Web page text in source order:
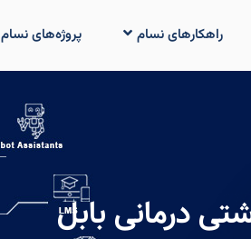
راهکارهای نسام پروژه‌های نسام
درمانی بابل